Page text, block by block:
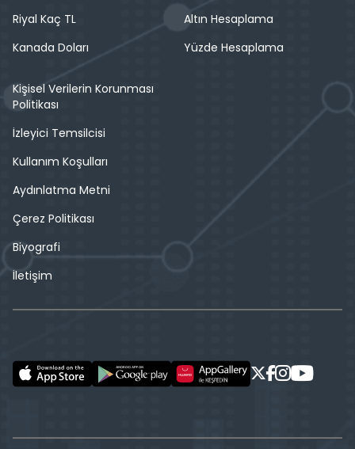
Riyal Kaç TL
Kanada Doları
Altın Hesaplama
Yüzde Hesaplama
Kişisel Verilerin Korunması
Politikası
İzleyici Temsilcisi
Kullanım Koşulları
Aydınlatma Metni
Çerez Politikası
Biyografi
İletişim